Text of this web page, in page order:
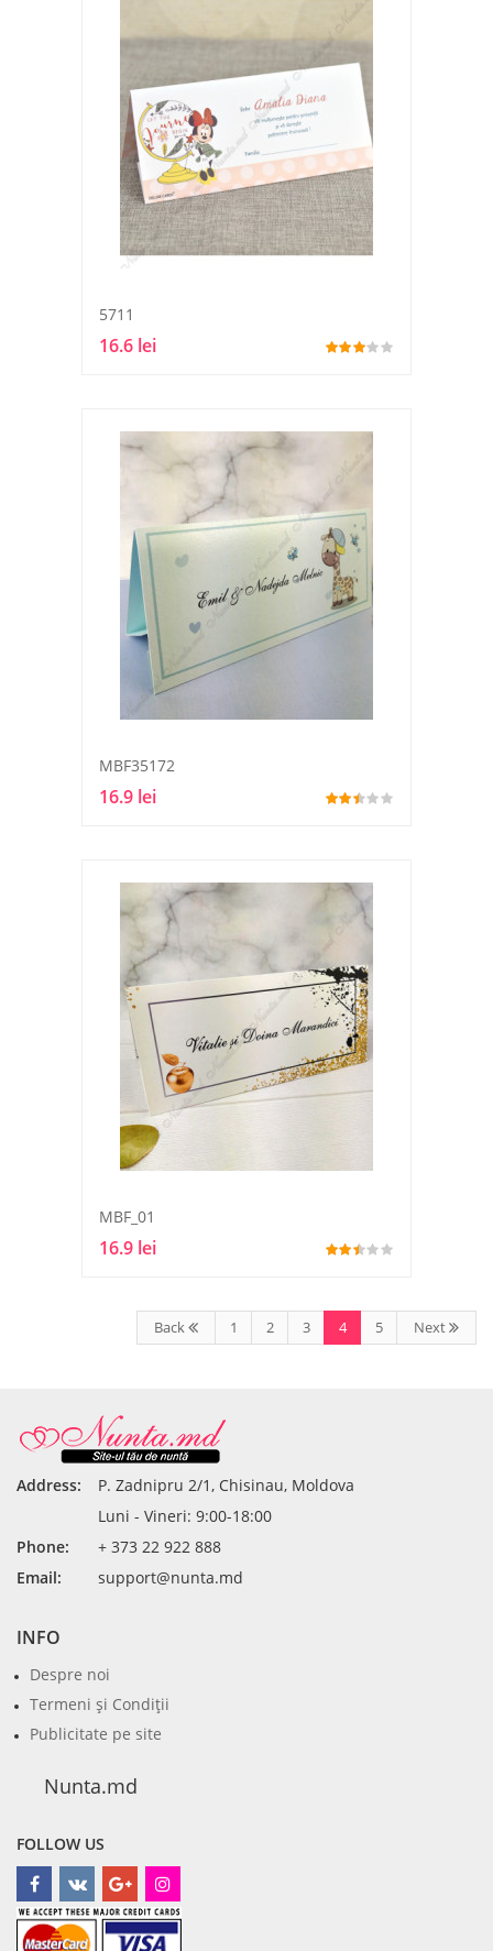
5711
16.6 lei
MBF35172
16.9 lei
MBF_01
16.9 lei
Back 1 2 3 4 5 Next
Address:
P. Zadnipru 2/1, Chisinau, Moldova
Luni - Vineri: 9:00-18:00
Phone:
+ 373 22 922 888
Email:
support@nunta.md
INFO
Despre noi
Termeni şi Condiţii
Publicitate pe site
Nunta.md
FOLLOW US